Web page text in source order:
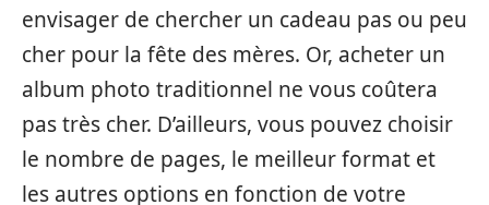
envisager de chercher un cadeau pas ou peu
cher pour la fête des mères. Or, acheter un
album photo traditionnel ne vous coûtera
pas très cher. D’ailleurs, vous pouvez choisir
le nombre de pages, le meilleur format et
les autres options en fonction de votre